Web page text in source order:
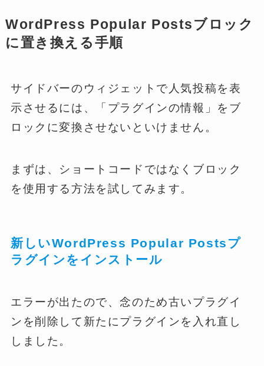
WordPress Popular Postsブロック
に置き換える手順
サイドバーのウィジェットで人気投稿を表
示させるには、「プラグインの情報」をブ
ロックに変換させないといけません。
まずは、ショートコードではなくブロック
を使用する方法を試してみます。
新しいWordPress Popular Postsプ
ラグインをインストール
エラーが出たので、念のため古いプラグイ
ンを削除して新たにプラグインを入れ直し
しました。